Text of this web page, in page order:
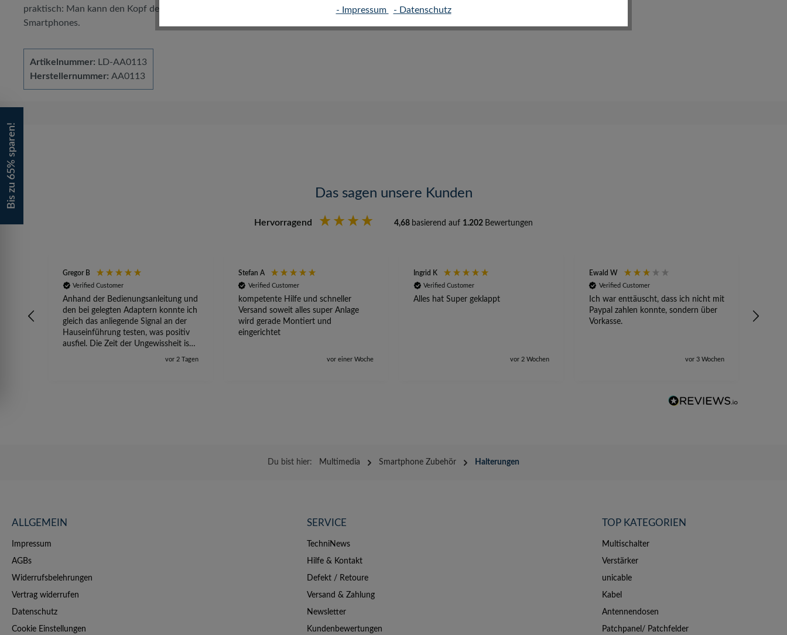
praktisch: Man kann den Kopf der Halterung um 360 Grad drehen und ist somit sehr flexibel mit der Ausrichtung des
Smartphones.
Artikelnummer: LD-AA0113
Herstellernummer: AA0113
Das sagen unsere Kunden
Hervorragend 4,68 basierend auf 1.202 Bewertungen
Gregor B
Verified Customer
Anhand der Bedienungsanleitung und
den bei gelegten Adaptern konnte ich
gleich das anliegende Signal an der
Hauseinführung testen, was positiv
ausfiel. Die Zeit der Ungewissheit ist
jetzt vorbei, ich kann mit Sicherheit
vor 2 Tagen
Stefan A
Verified Customer
kompetente Hilfe und schneller
Versand soweit alles super Anlage
wird gerade Montiert und
eingerichtet
vor einer Woche
Ingrid K
Verified Customer
Alles hat Super geklappt
vor 2 Wochen
Ewald W
Verified Customer
Ich war enttäuscht, dass ich nicht mit
Paypal zahlen konnte, sondern über
Vorkasse.
vor 3 Wochen
Du bist hier: Multimedia Smartphone Zubehör Halterungen
ALLGEMEIN
Impressum
AGBs
Widerrufsbelehrungen
Vertrag widerrufen
Datenschutz
Cookie Einstellungen
SERVICE
TechniNews
Hilfe & Kontakt
Defekt / Retoure
Versand & Zahlung
Newsletter
Kundenbewertungen
TOP KATEGORIEN
Multischalter
Verstärker
unicable
Kabel
Antennendosen
Patchpanel/ Patchfelder
Bis zu 65% sparen!
- Impressum - Datenschutz